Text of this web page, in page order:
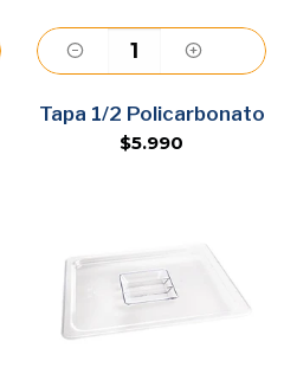
Agregar
Tapa 1/2 Policarbonato
$5.990